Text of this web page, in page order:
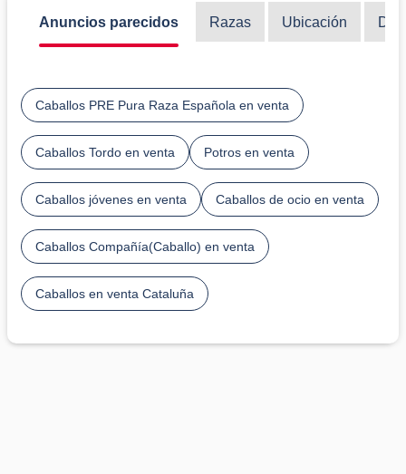
Anuncios parecidos Razas Ubicación
Caballos PRE Pura Raza Española en venta
Caballos Tordo en venta Potros en venta
Caballos jóvenes en venta Caballos de ocio en venta
Caballos Compañía(Caballo) en venta
Caballos en venta Cataluña